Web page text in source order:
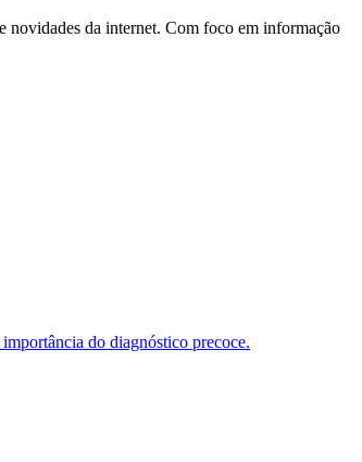
novidades da internet. Com foco em informação